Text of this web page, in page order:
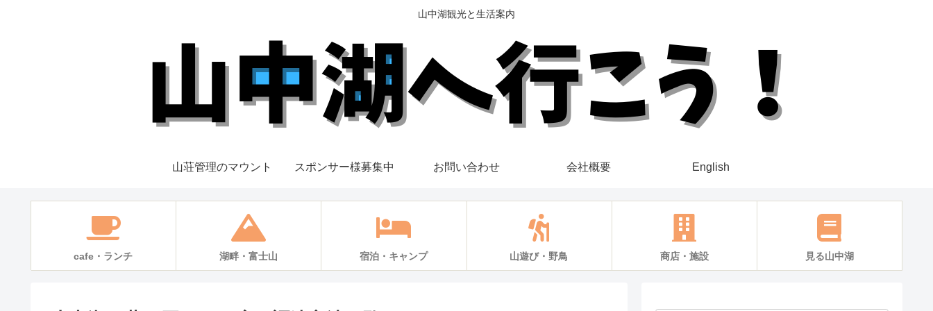
山中湖観光と生活案内
山荘管理のマウント スポンサー様募集中 お問い合わせ 会社概要 English
cafe・ランチ 湖畔・富士山 宿泊・キャンプ 山遊び・野鳥 商店・施設 見る山中湖